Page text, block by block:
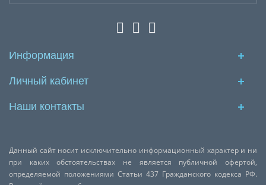
Информация
Личный кабинет
Наши контакты
Данный сайт носит исключительно информационный характер и ни
при каких обстоятельствах не является публичной офертой,
определяемой положениями Статьи 437 Гражданского кодекса РФ.